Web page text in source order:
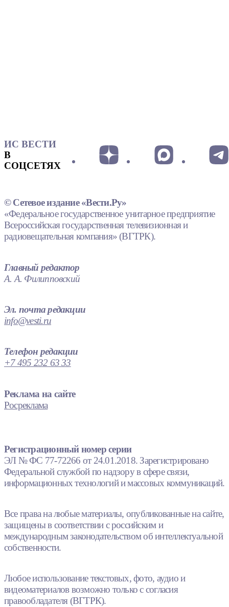
ИС ВЕСТИ
В
СОЦСЕТЯХ
© Сетевое издание «Вести.Ру»
«Федеральное государственное унитарное предприятие
Всероссийская государственная телевизионная и
радиовещательная компания» (ВГТРК).
Главный редактор
А. А. Филипповский
Эл. почта редакции
info@vesti.ru
Телефон редакции
+7 495 232 63 33
Реклама на сайте
Росреклама
Регистрационный номер серии
ЭЛ № ФС 77-72266 от 24.01.2018. Зарегистрировано
Федеральной службой по надзору в сфере связи,
информационных технологий и массовых коммуникаций.
Все права на любые материалы, опубликованные на сайте,
защищены в соответствии с российским и
международным законодательством об интеллектуальной
собственности.
Любое использование текстовых, фото, аудио и
видеоматериалов возможно только с согласия
правообладателя (ВГТРК).